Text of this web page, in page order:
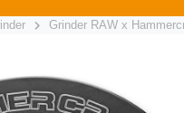
Grinder RAW x